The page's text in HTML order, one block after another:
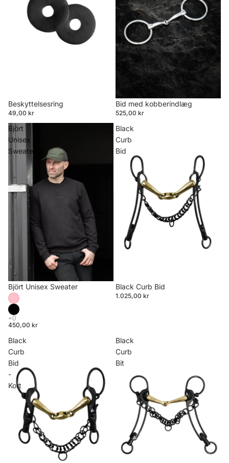
Beskyttelsesring
49,00 kr
Bid med kobberindlæg
525,00 kr
Björt
Unisex
Sweater
Björt Unisex Sweater
450,00 kr
Black
Curb
Bid
Black Curb Bid
1.025,00 kr
Black
Curb
Bid
-
Kort
Black
Curb
Bit